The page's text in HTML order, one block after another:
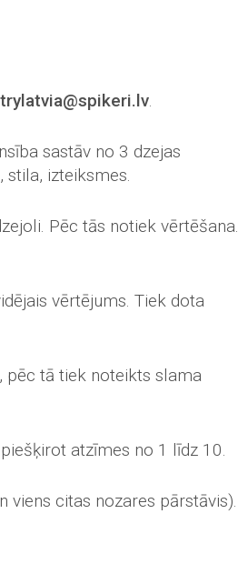
.
sastāv no 3 dzejas
izteiksmes.
Pēc tās notiek vērtēšana.
vērtējums. Tiek dota
pēc tā tiek noteikts slama
atzīmes no 1 līdz 10.
viens citas nozares pārstāvis).